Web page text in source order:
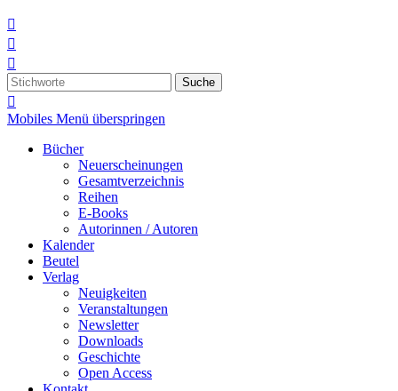



Suche

Mobiles Menü überspringen
Bücher
Neuerscheinungen
Gesamtverzeichnis
Reihen
E-Books
Autorinnen / Autoren
Kalender
Beutel
Verlag
Neuigkeiten
Veranstaltungen
Newsletter
Downloads
Geschichte
Open Access